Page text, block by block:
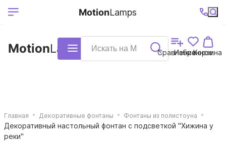
Ваш регион
Выберите ваш
+7 (495)740-
38-68
График
работы
MotionLamps Каталог Сравнение
Избранное
Корзина
MotionLamps
Главная Декоративные фонтаны Фонтаны из полистоуна
Декоративный настольный фонтан с подсветкой "Хижина у
реки"